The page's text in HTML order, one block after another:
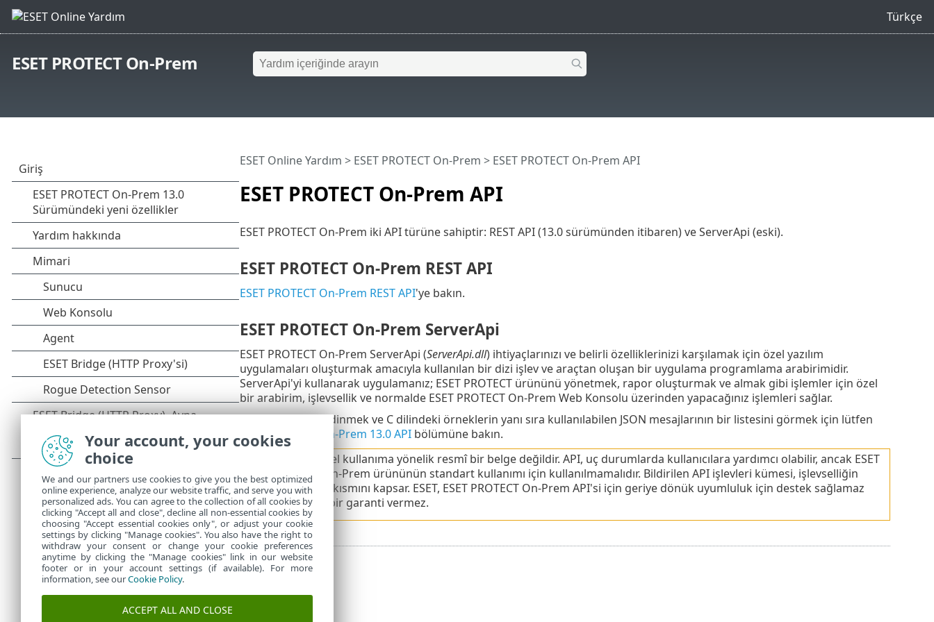
Türkçe
ESET PROTECT On-Prem
ESET PROTECT On-Prem API
ESET Online Yardım > ESET PROTECT On-Prem > ESET PROTECT On-Prem API
ESET PROTECT On-Prem iki API türüne sahiptir: REST API (13.0 sürümünden itibaren) ve ServerApi (eski).
ESET PROTECT On-Prem REST API
ESET PROTECT On-Prem REST API'ye bakın.
ESET PROTECT On-Prem ServerApi
ESET PROTECT On-Prem ServerApi (ServerApi.dll) ihtiyaçlarınızı ve belirli özelliklerinizi karşılamak için özel yazılım
uygulamaları oluşturmak amacıyla kullanılan bir dizi işlev ve araçtan oluşan bir uygulama programlama arabirimidir.
ServerApi'yi kullanarak uygulamanız; ESET PROTECT ürününü yönetmek, rapor oluşturmak ve almak gibi işlemler için özel
bir arabirim, işlevsellik ve normalde ESET PROTECT On-Prem Web Konsolu üzerinden yapacağınız işlemleri sağlar.
Daha fazla bilgi edinmek ve C dilindeki örneklerin yanı sıra kullanılabilen JSON mesajlarının bir listesini görmek için lütfen
ESET PROTECT On-Prem 13.0 APIbölümüne bakın.
Bu API, genel kullanıma yönelik resmî bir belge değildir. API, uç durumlarda kullanıcılara yardımcı olabilir, ancak ESET
PROTECT On-Prem ürününün standart kullanımı için kullanılmamalıdır. Bildirilen API işlevleri kümesi, işlevselliğin
yalnızca bir kısmını kapsar. ESET, ESET PROTECT On-Prem API'si için geriye dönük uyumluluk için destek sağlamaz
veya böyle bir garanti vermez.
Your account, your cookies
choice
We and our partners use cookies to give you the best optimized
online experience, analyze our website traffic, and serve you with
personalized ads. You can agree to the collection of all cookies by
clicking "Accept all and close", decline all non-essential cookies by
choosing "Accept essential cookies only", or adjust your cookie
settings by clicking "Manage cookies". You also have the right to
withdraw your consent or change your cookie preferences
anytime by clicking the "Manage cookies" link in our website
footer or in your account settings (if available). For more
information, see ourCookie Policy.
ACCEPT ALL AND CLOSE